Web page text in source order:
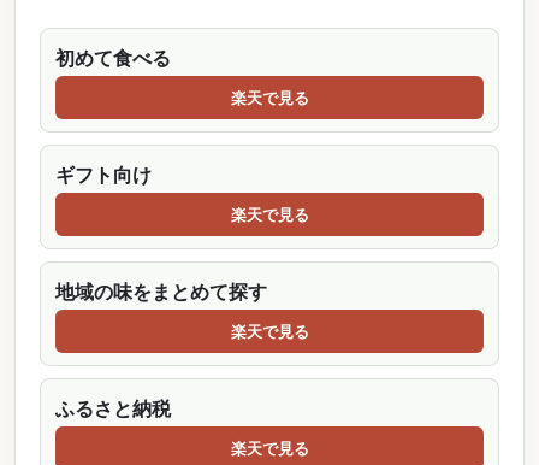
初めて食べる
楽天で見る
ギフト向け
楽天で見る
地域の味をまとめて探す
楽天で見る
ふるさと納税
楽天で見る